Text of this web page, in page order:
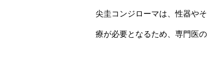
尖圭コンジローマは、性器や
療が必要となるため、専門医